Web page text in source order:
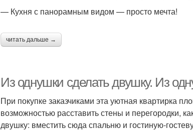
— Кухня с панорамным видом — просто мечта!
читать дальше →
Из однушки сделать двушку. Из
При покупке заказчиками эта уютная квартирка
возможностью расставить стены и перегородки,
двушку: вместить сюда спальню и гостиную-